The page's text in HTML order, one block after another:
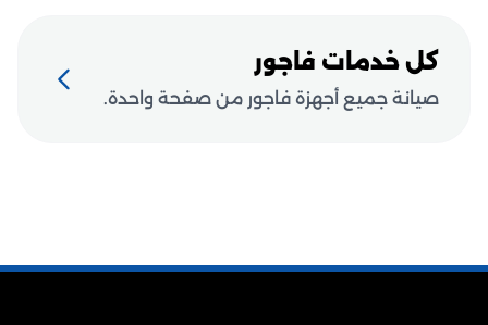
كل خدمات فاجور
صيانة جميع أجهزة فاجور من صفحة واحدة.